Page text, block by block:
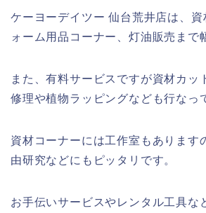
ケーヨーデイツー 仙台荒井店は、資
ォーム用品コーナー、灯油販売まで
また、有料サービスですが資材カッ
修理や植物ラッピングなども行なっ
資材コーナーには工作室もあります
由研究などにもピッタリです。
お手伝いサービスやレンタル工具な